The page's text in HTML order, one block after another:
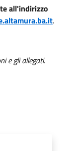
all'indirizzo
.
e gli allegati.